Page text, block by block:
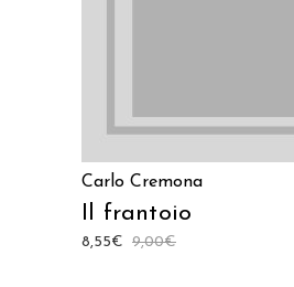
Carlo Cremona
Il frantoio
9,00€
8,55€